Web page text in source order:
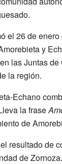
el 26 de
y
las Juntas
la región.
Echano
la frase
de
resultado de
de